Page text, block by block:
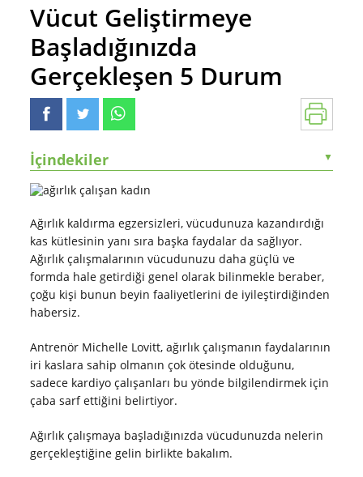
Vücut Geliştirmeye
Başladığınızda
Gerçekleşen 5 Durum
İçindekiler ▼
Ağırlık kaldırma egzersizleri, vücudunuza kazandırdığı
kas kütlesinin yanı sıra başka faydalar da sağlıyor.
Ağırlık çalışmalarının vücudunuzu daha güçlü ve
formda hale getirdiği genel olarak bilinmekle beraber,
çoğu kişi bunun beyin faaliyetlerini de iyileştirdiğinden
habersiz.
Antrenör Michelle Lovitt, ağırlık çalışmanın faydalarının
iri kaslara sahip olmanın çok ötesinde olduğunu,
sadece kardiyo çalışanları bu yönde bilgilendirmek için
çaba sarf ettiğini belirtiyor.
Ağırlık çalışmaya başladığınızda vücudunuzda nelerin
gerçekleştiğine gelin birlikte bakalım.